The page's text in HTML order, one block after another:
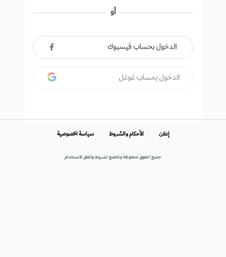
أو
الدخول بحساب فيسبوك
الدخول بحساب غوغل
جميع الحقوق محفوظة وتخضع لشروط واتفاق الاستخدام
إعلان الأحكام والشروط سياسة الخصوصية